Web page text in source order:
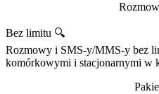
Bez limitu 🔍
Rozmowy i SMS-y/MMS-y bez
komórkowymi i stacjonarnymi w